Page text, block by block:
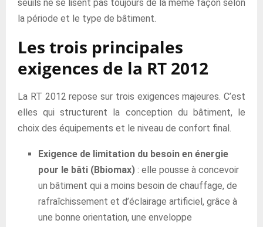
seuils ne se lisent pas toujours de la même façon selon
la période et le type de bâtiment.
Les trois principales
exigences de la RT 2012
La RT 2012 repose sur trois exigences majeures. C’est
elles qui structurent la conception du bâtiment, le
choix des équipements et le niveau de confort final.
Exigence de limitation du besoin en énergie
pour le bâti (Bbiomax) : elle pousse à concevoir
un bâtiment qui a moins besoin de chauffage, de
rafraîchissement et d’éclairage artificiel, grâce à
une bonne orientation, une enveloppe